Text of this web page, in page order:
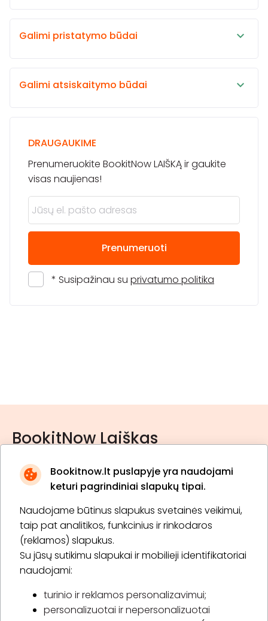
Bookitnow.lt puslapyje yra naudojami
keturi pagrindiniai slapukų tipai.
Naudojame būtinus slapukus svetainės veikimui,
taip pat analitikos, funkcinius ir rinkodaros
(reklamos) slapukus.
Su jūsų sutikimu slapukai ir mobilieji identifikatoriai
naudojami:
turinio ir reklamos personalizavimui;
personalizuotai ir nepersonalizuotai
Galimi pristatymo būdai
Galimi atsiskaitymo būdai
DRAUGAUKIME
Prenumeruokite BookitNow LAIŠKĄ ir gaukite
visas naujienas!
Prenumeruoti
* Susipažinau su privatumo politika
BookitNow Laiškas
* Susipažinau su privatumo politika
Prenumeruoti
Apie „BookitNow“